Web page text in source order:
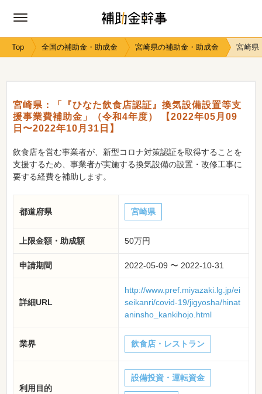
Top 全国の補助金・助成金 宮崎県の補助金・助成金 宮崎県
宮崎県：「『ひなた飲食店認証』換気設備設置等支
援事業費補助金」（令和4年度） 【2022年05月09
日〜2022年10月31日】
飲食店を営む事業者が、新型コロナ対策認証を取得することを
支援するため、事業者が実施する換気設備の設置・改修工事に
要する経費を補助します。
都道府県 宮崎県
上限金額・助成額 50万円
申請期間 2022-05-09 〜 2022-10-31
詳細URL
http://www.pref.miyazaki.lg.jp/ei
seikanri/covid-19/jigyosha/hinat
aninsho_kankihojo.html
業界 飲食店・レストラン
利用目的
設備投資・運転資金